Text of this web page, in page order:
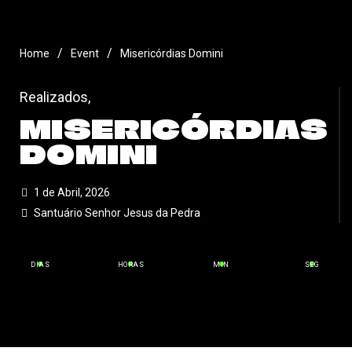
Home / Event / Misericórdias Domini
Realizados,
MISERICÓRDIAS
DOMINI
1 de Abril, 2026
Santuário Senhor Jesus da Pedra
DIAS HORAS MIN SEG